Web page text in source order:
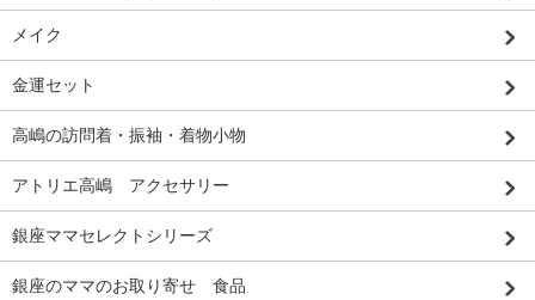
メイク
金運セット
高嶋の訪問着・振袖・着物小物
アトリエ高嶋 アクセサリー
銀座ママセレクトシリーズ
銀座のママのお取り寄せ 食品